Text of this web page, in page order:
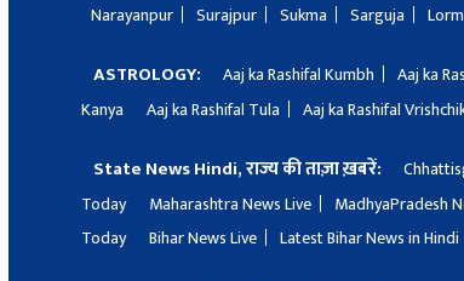
Narayanpur
Surajpur Sukma Sarguja
ASTROLOGY: Aaj ka Rashifal Kumbh Aaj ka
Kanya
Aaj ka Rashifal Tula Aaj ka Rashifal
State News Hindi, राज्य की ताज़ा ख़बरें:
Today
Maharashtra News Live MadhyaPradesh
Today
Bihar News Live Latest Bihar News in Hindi